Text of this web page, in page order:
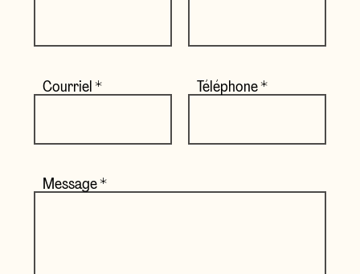
Courriel* Téléphone*
Message*